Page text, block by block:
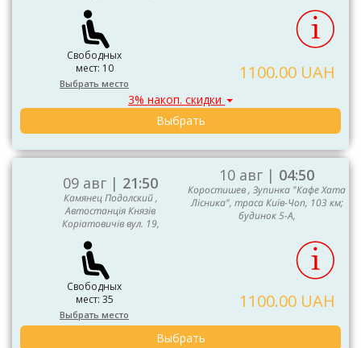
Свободных
мест: 10
Выбрать место
1100.00 UAH
3% накоп. скидки
Выбрать
09 авг | 21:50
Камянец Подолский ,
Автостанція Князів
Коріатовичів вул. 19,
10 авг | 04:50
Коростишев , Зупинка "Кафе Хата
Лісника", траса Київ-Чоп, 103 км;
будинок 5-А,
Свободных
мест: 35
Выбрать место
1100.00 UAH
Выбрать